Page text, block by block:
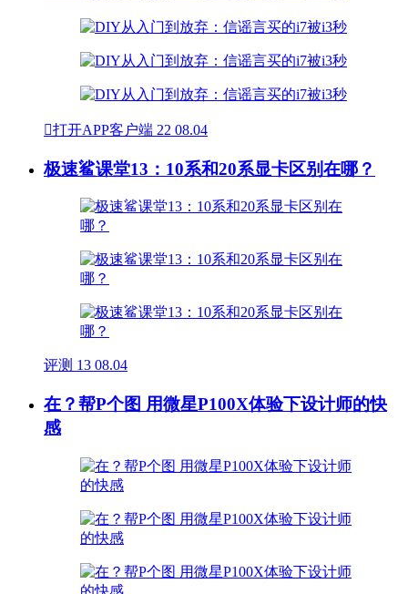
打开APP客户端 22 08.04
极速鲨课堂13：10系和20系显卡区别在哪？
评测 13 08.04
在？帮P个图 用微星P100X体验下设计师的快
感